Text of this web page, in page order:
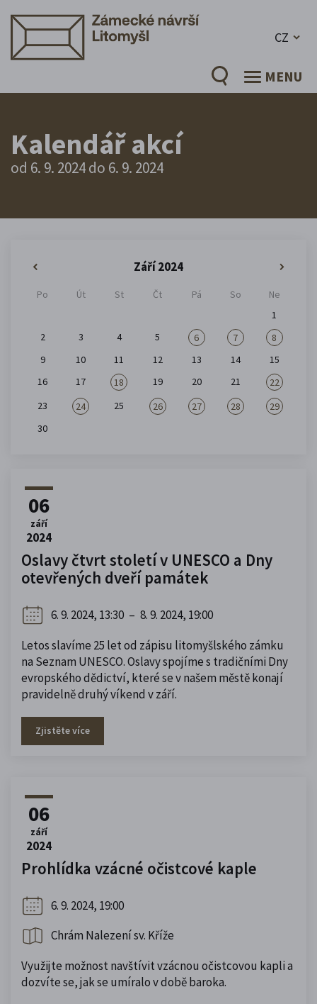
CZ
MENU
Kalendář akcí
od 6. 9. 2024 do 6. 9. 2024
Září 2024
Po Út St Čt Pá So
Ne
1
2
3 4 5 6 7
8
9
10 11 12 13 14
15
16
17 18 19 20 21
22
23
24 25 26 27 28
29
30
06
září
2024
Oslavy čtvrt století v UNESCO a Dny
otevřených dveří památek
6. 9. 2024, 13:30 – 8. 9. 2024, 19:00
Letos slavíme 25 let od zápisu litomyšlského zámku
na Seznam UNESCO. Oslavy spojíme s tradičními Dny
evropského dědictví, které se v našem městě konají
pravidelně druhý víkend v září.
Zjistěte více
06
září
2024
Prohlídka vzácné očistcové kaple
6. 9. 2024, 19:00
Chrám Nalezení sv. Kříže
Využijte možnost navštívit vzácnou očistcovou kapli a
dozvíte se, jak se umíralo v době baroka.